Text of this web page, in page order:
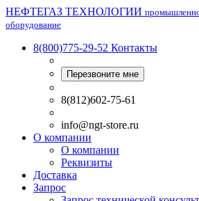
НЕФТЕГАЗ ТЕХНОЛОГИИ
оборудование
8(800)775-29-52 Контакты
Перезвоните мне
8(812)602-75-61
info@ngt-store.ru
О компании
О компании
Реквизиты
Доставка
Запрос